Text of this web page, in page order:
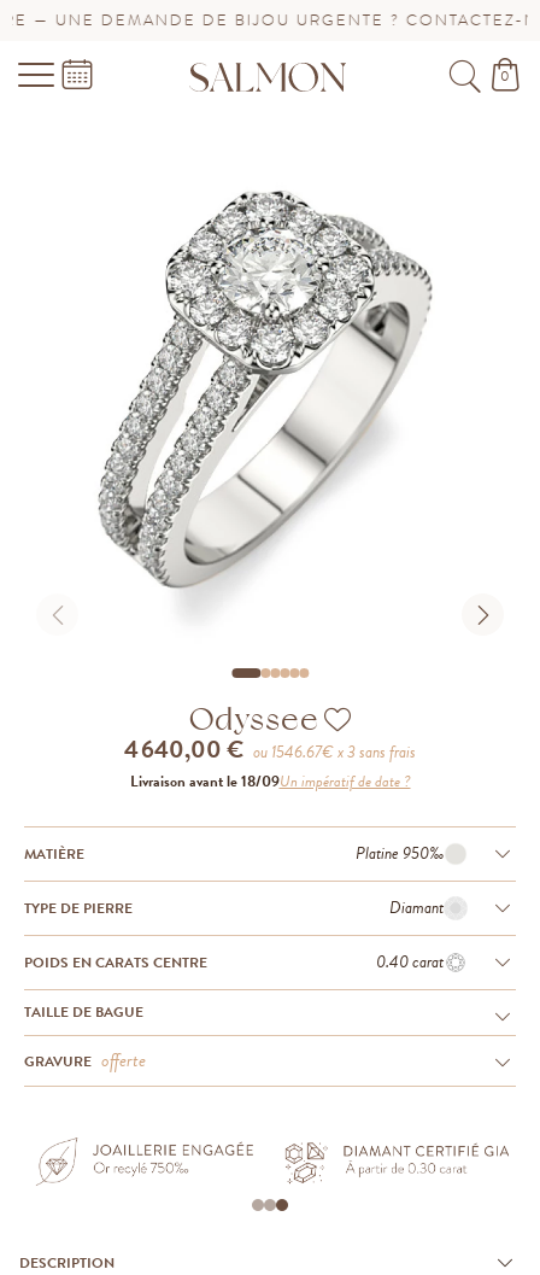
— UNE DEMANDE DE BIJOU URGENTE ? CONTACTEZ-
0
Odyssee
4 640,00 € ou1546.67€ x 3 sans frais
Livraison avant le 18/09Un impératif de date ?
MATIÈRE Platine 950‰
TYPE DE PIERRE Diamant
POIDS EN CARATS CENTRE 0.40 carat
TAILLE DE BAGUE
GRAVURE offerte
DESCRIPTION